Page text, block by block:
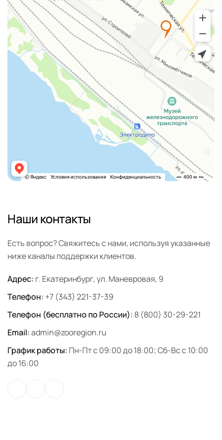
Наши контакты
Есть вопрос? Свяжитесь с нами, используя указанные
ниже каналы поддержки клиентов.
Адрес: г. Екатеринбург, ул. Маневровая, 9
Телефон: +7 (343) 221-37-39
Телефон (бесплатно по России): 8 (800) 30-29-221
Email:admin@zooregion.ru
График работы: Пн-Пт с 09:00 до 18:00; Сб-Вс с 10:00
до 16:00